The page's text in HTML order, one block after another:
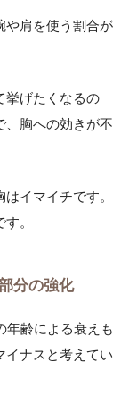
や肩を使う割合が
挙げたくなるの
、胸への効きが不
イマイチです。
。
分の強化
年齢による衰えも
イナスと考えてい